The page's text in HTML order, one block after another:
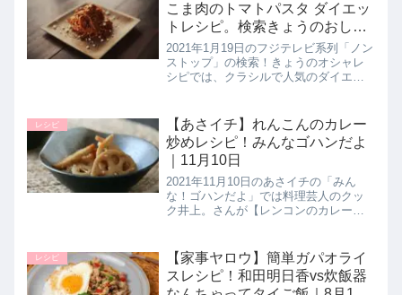
こま肉のトマトパスタ ダイエッ
トレシピ。検索きょうのおしゃ
レシピ｜1月19日
2021年1月19日のフジテレビ系列「ノン
ストップ」の検索！きょうのオシャレ
シピでは、クラシルで人気のダイエッ
で詳しく紹介します。>>ノンストップ
記事一覧はこちら▼前回はれ...
レシピ
【あさイチ】れんこんのカレー
炒めレシピ！みんなゴハンだよ
｜11月10日
2021年11月10日のあさイチの「みん
な！ゴハンだよ」では料理芸人のクッ
ク井上。さんが【レンコンのカレー炒
シャキ食感が楽しいレンコンレシピ！
冷めても美味しいのでお弁当にも...
レシピ
【家事ヤロウ】簡単ガパオライ
スレシピ！和田明日香vs炊飯器